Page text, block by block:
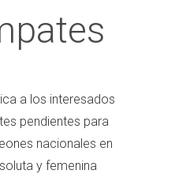
a los interesados
pendientes para
nacionales en
y femenina